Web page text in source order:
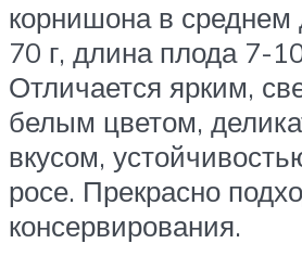
корнишона в среднем
70 г, длина плода 7-
Отличается ярким,
белым цветом,
вкусом,
росе. Прекрасно
консервирования.